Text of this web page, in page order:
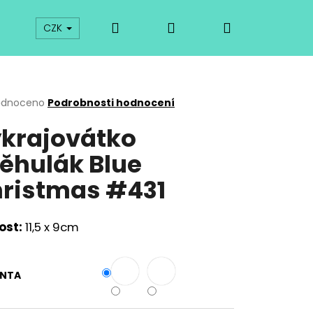
Kurzy Odkazy O vykrajovátkách
CZK Přihlášení
Podrobnosti hodnocení
Blue
#431
11,5 x 9cm